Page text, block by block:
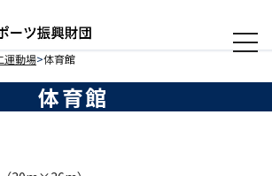
メ
運動場 体育館
体育館